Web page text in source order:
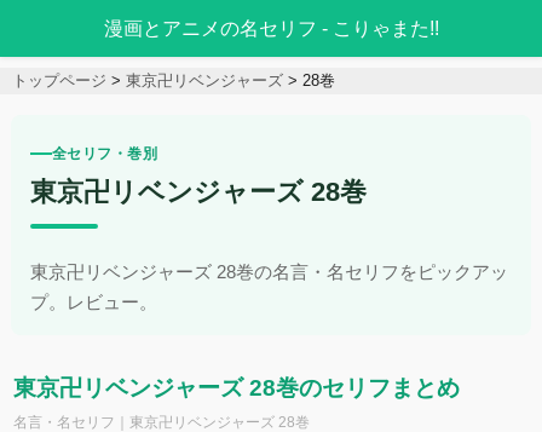
漫画とアニメの名セリフ - こりゃまた!!
トップページ 東京卍リベンジャーズ 28巻
全セリフ・巻別
東京卍リベンジャーズ 28巻
東京卍リベンジャーズ 28巻の名言・名セリフをピックアッ
プ。レビュー。
東京卍リベンジャーズ 28巻のセリフまとめ
名言・名セリフ｜東京卍リベンジャーズ 28巻